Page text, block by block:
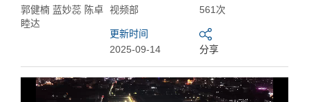
郭健楠 蓝妙蕊 陈卓
睦达
视频部
561次
更新时间
2025-09-14
分享